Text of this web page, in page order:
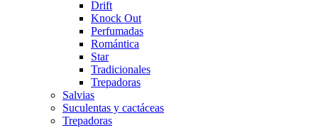
Drift
Knock Out
Perfumadas
Romántica
Star
Tradicionales
Trepadoras
Salvias
Suculentas y cactáceas
Trepadoras